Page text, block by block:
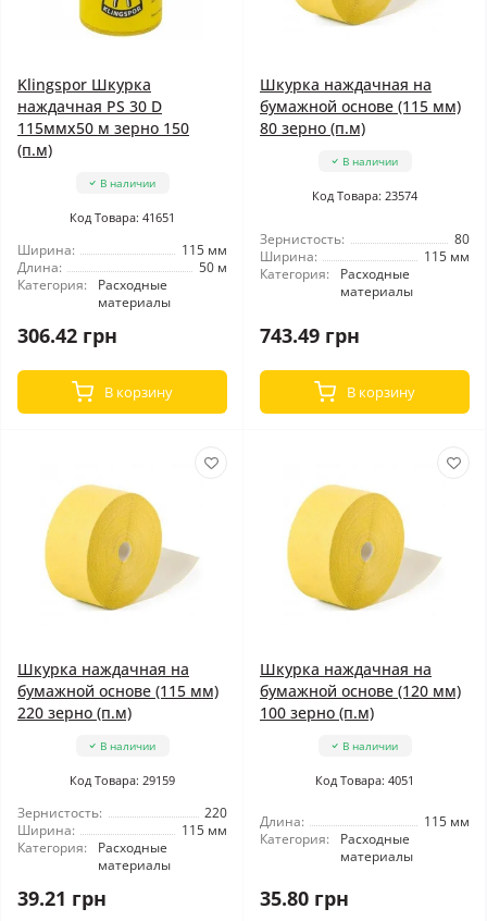
Klingspor Шкурка
наждачная PS 30 D
115ммx50 м зерно 150
(п.м)
В наличии
Код Товара: 41651
Ширина:
115 мм
Длина:
50 м
Категория:
Расходные
материалы
306.42 грн
В корзину
Шкурка наждачная на
бумажной основе (115 мм)
80 зерно (п.м)
В наличии
Код Товара: 23574
Зернистость:
80
Ширина:
115 мм
Категория:
Расходные
материалы
743.49 грн
В корзину
Шкурка наждачная на
бумажной основе (115 мм)
220 зерно (п.м)
В наличии
Код Товара: 29159
Зернистость:
220
Ширина:
115 мм
Категория:
Расходные
материалы
39.21 грн
Шкурка наждачная на
бумажной основе (120 мм)
100 зерно (п.м)
В наличии
Код Товара: 4051
Длина:
115 мм
Категория:
Расходные
материалы
35.80 грн